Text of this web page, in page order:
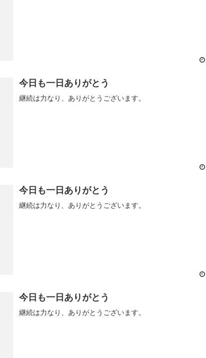
今日も一日ありがとう
継続は力なり、ありがとうございます。
今日も一日ありがとう
継続は力なり、ありがとうございます。
今日も一日ありがとう
継続は力なり、ありがとうございます。